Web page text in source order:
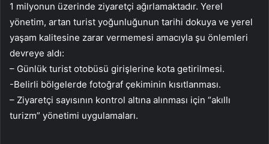
1 milyonun üzerinde ziyaretçi ağırlamaktadır. Yerel
yönetim, artan turist yoğunluğunun tarihi dokuya ve yerel
yaşam kalitesine zarar vermemesi amacıyla şu önlemleri
devreye aldı:
– Günlük turist otobüsü girişlerine kota getirilmesi.
-Belirli bölgelerde fotoğraf çekiminin kısıtlanması.
– Ziyaretçi sayısının kontrol altına alınması için “akıllı
turizm” yönetimi uygulamaları.